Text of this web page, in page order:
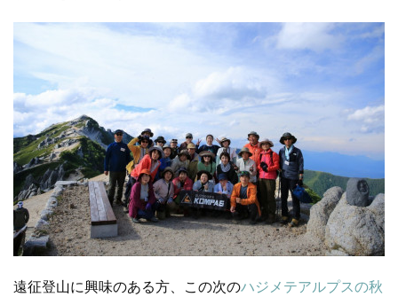
遠征登山に興味のある方、この次のハジメテアルプスの秋